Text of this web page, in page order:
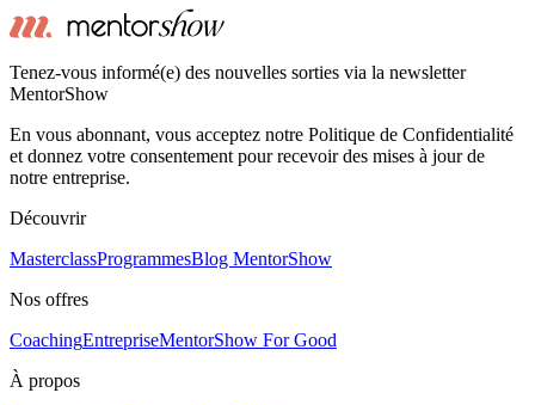
Tenez-vous informé(e) des nouvelles sorties via la newsletter
MentorShow
En vous abonnant, vous acceptez notre Politique de Confidentialité
et donnez votre consentement pour recevoir des mises à jour de
notre entreprise.
Découvrir
MasterclassProgrammesBlog MentorShow
Nos offres
CoachingEntrepriseMentorShow For Good
À propos